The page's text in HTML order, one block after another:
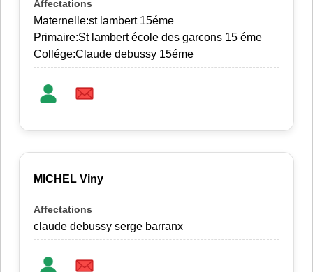
Maternelle:st lambert 15éme
Primaire:St lambert école des garcons 15 éme
Collége:Claude debussy 15éme
MICHEL Viny
claude debussy serge barranx